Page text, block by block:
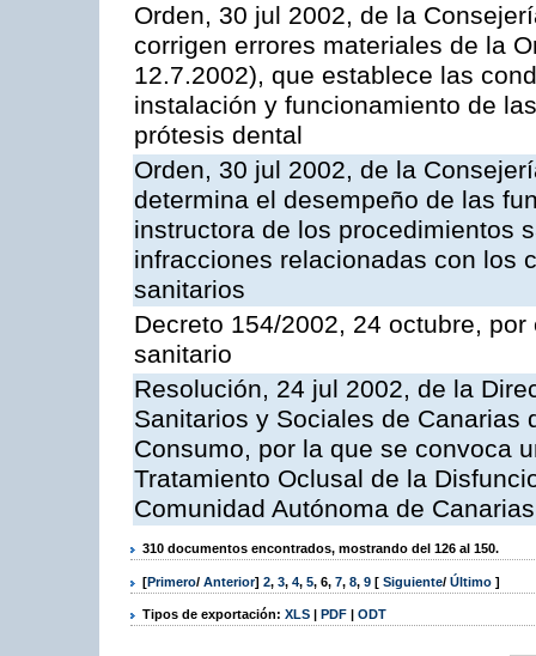
Orden, 30 jul 2002, de la
corrigen errores materiales de la
12.7.2002), que establece las
instalación y funcionamiento de
prótesis dental
Orden, 30 jul 2002, de la
determina el desempeño de las
instructora de los procedimientos
infracciones relacionadas con los
sanitarios
Decreto 154/2002, 24 octubre,
sanitario
Resolución, 24 jul 2002, de la
Sanitarios y Sociales de Canarias
Consumo, por la que se convoca
Tratamiento Oclusal de la
Comunidad Autónoma de
310 documentos encontrados, mostrando del 126 al 150.
[Primero/ Anterior] 2, 3, 4, 5, 6, 7, 8, 9 [ Siguiente/ Último ]
Tipos de exportación: XLS | PDF | ODT